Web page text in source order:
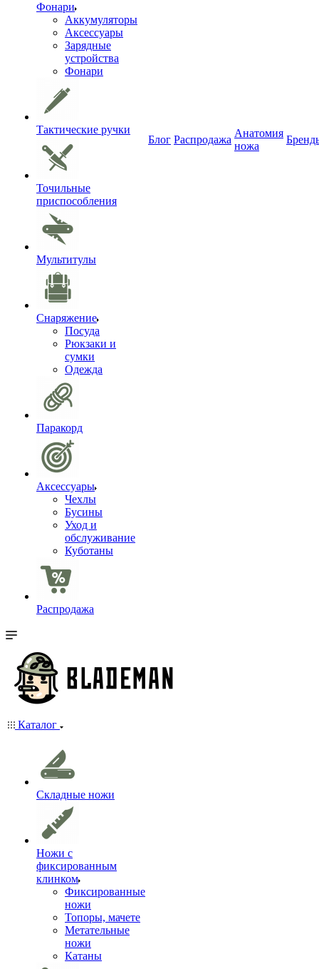
Фонари
Аккумуляторы
Аксессуары
Зарядные
устройства
Фонари
Тактические ручки
Точильные
приспособления
Мультитулы
Снаряжение
Посуда
Рюкзаки и
сумки
Одежда
Паракорд
Аксессуары
Чехлы
Бусины
Уход и
обслуживание
Куботаны
Распродажа
Блог Распродажа
Анатомия
ножа
Каталог
Складные ножи
Ножи с
фиксированным
клинком
Фиксированные
ножи
Топоры, мачете
Метательные
ножи
Катаны